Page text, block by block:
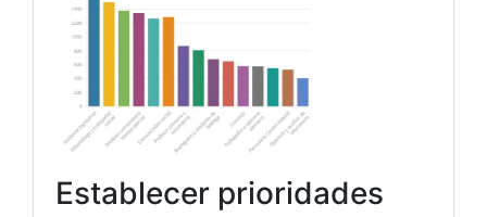
Establecer prioridades